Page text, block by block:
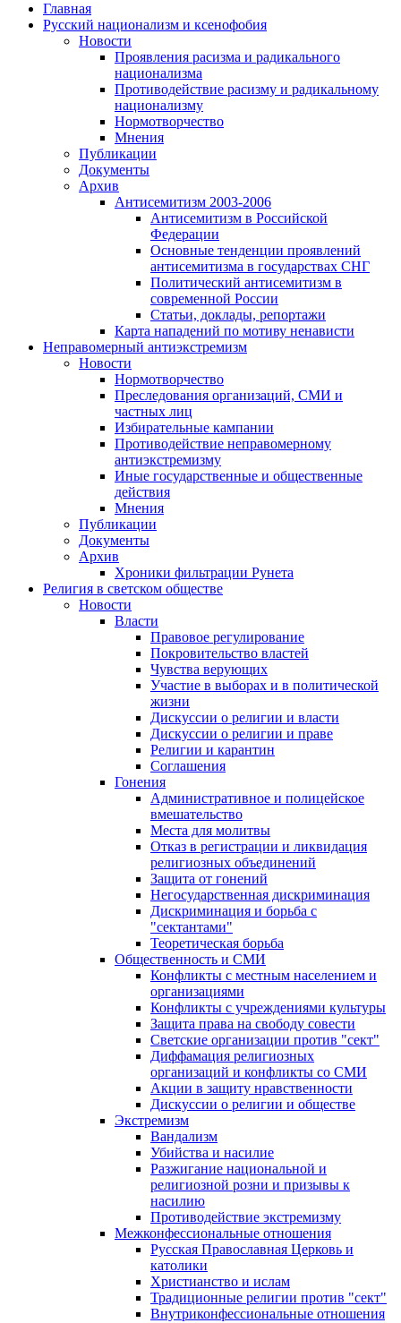
Главная
Русский национализм и ксенофобия
Новости
Проявления расизма и радикального
национализма
Противодействие расизму и радикальному
национализму
Нормотворчество
Мнения
Публикации
Документы
Архив
Антисемитизм 2003-2006
Антисемитизм в Российской
Федерации
Основные тенденции проявлений
антисемитизма в государствах СНГ
Политический антисемитизм в
современной России
Статьи, доклады, репортажи
Карта нападений по мотиву ненависти
Неправомерный антиэкстремизм
Новости
Нормотворчество
Преследования организаций, СМИ и
частных лиц
Избирательные кампании
Противодействие неправомерному
антиэкстремизму
Иные государственные и общественные
действия
Мнения
Публикации
Документы
Архив
Хроники фильтрации Рунета
Религия в светском обществе
Новости
Власти
Правовое регулирование
Покровительство властей
Чувства верующих
Участие в выборах и в политической
жизни
Дискуссии о религии и власти
Дискуссии о религии и праве
Религии и карантин
Соглашения
Гонения
Административное и полицейское
вмешательство
Места для молитвы
Отказ в регистрации и ликвидация
религиозных объединений
Защита от гонений
Негосударственная дискриминация
Дискриминация и борьба с
"сектантами"
Теоретическая борьба
Общественность и СМИ
Конфликты с местным населением и
организациями
Конфликты с учреждениями культуры
Защита права на свободу совести
Светские организации против "сект"
Диффамация религиозных
организаций и конфликты со СМИ
Акции в защиту нравственности
Дискуссии о религии и обществе
Экстремизм
Вандализм
Убийства и насилие
Разжигание национальной и
религиозной розни и призывы к
насилию
Противодействие экстремизму
Межконфессиональные отношения
Русская Православная Церковь и
католики
Христианство и ислам
Традиционные религии против "сект"
Внутриконфессиональные отношения